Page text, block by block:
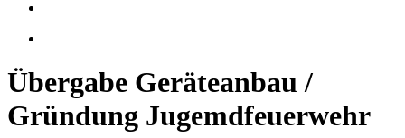
Übergabe Geräteanbau /
Gründung Jugemdfeuerwehr